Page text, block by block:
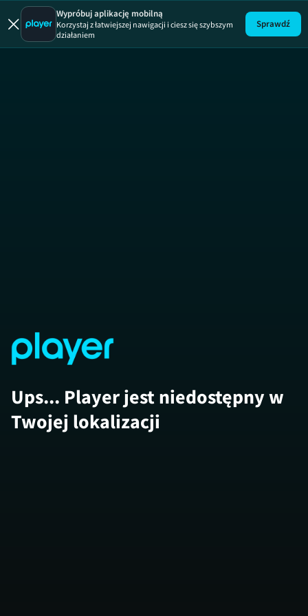
Wypróbuj aplikację mobilną
Korzystaj z łatwiejszej nawigacji i ciesz się szybszym
działaniem
Sprawdź
Ups... Player jest niedostępny w
Twojej lokalizacji